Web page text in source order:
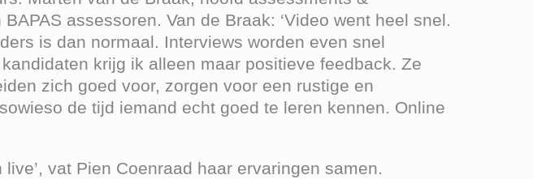
assessoren. Van de Braak: ‘Video went heel snel.
is dan normaal. Interviews worden even snel
krijg ik alleen maar positieve feedback. Ze
zich goed voor, zorgen voor een rustige en
de tijd iemand echt goed te leren kennen. Online
vat Pien Coenraad haar ervaringen samen.